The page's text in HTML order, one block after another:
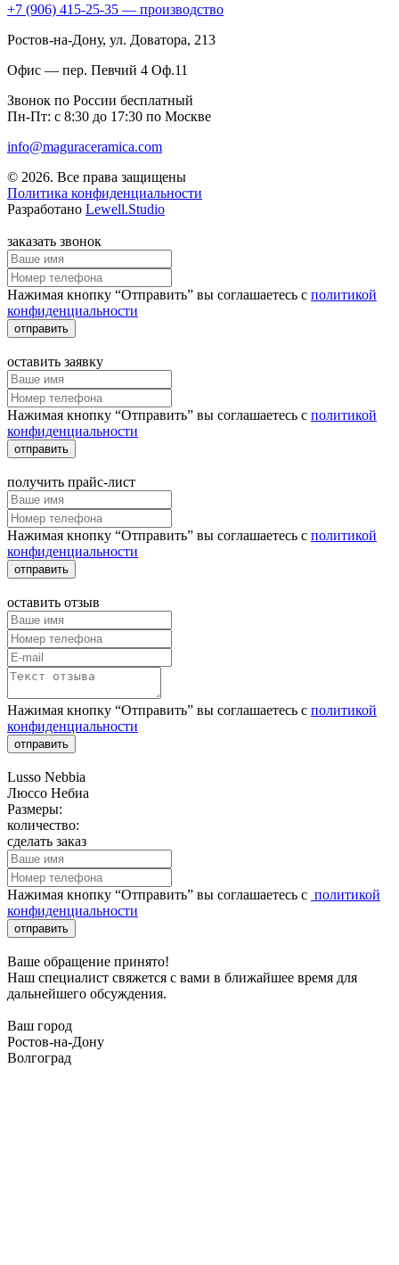
+7 (906) 415-25-35 — производство
Ростов-на-Дону, ул. Доватора, 213
Офис — пер. Певчий 4 Оф.11
Звонок по России бесплатный
Пн-Пт: с 8:30 до 17:30 по Москве
info@maguraceramica.com
© 2026. Все права защищены
Политика конфиденциальности
Разработано Lewell.Studio
заказать звонок
Нажимая кнопку “Отправить” вы соглашаетесь с политикой
конфиденциальности
отправить
оставить заявку
Нажимая кнопку “Отправить” вы соглашаетесь с политикой
конфиденциальности
отправить
получить прайс-лист
Нажимая кнопку “Отправить” вы соглашаетесь с политикой
конфиденциальности
отправить
оставить отзыв
Нажимая кнопку “Отправить” вы соглашаетесь с политикой
конфиденциальности
отправить
Lusso Nebbia
Люссо Небиа
Размеры:
количество:
сделать заказ
Нажимая кнопку “Отправить” вы соглашаетесь с политикой
конфиденциальности
отправить
Ваше обращение принято!
Наш специалист свяжется с вами в ближайшее время для
дальнейшего обсуждения.
Ваш город
Ростов-на-Дону
Волгоград